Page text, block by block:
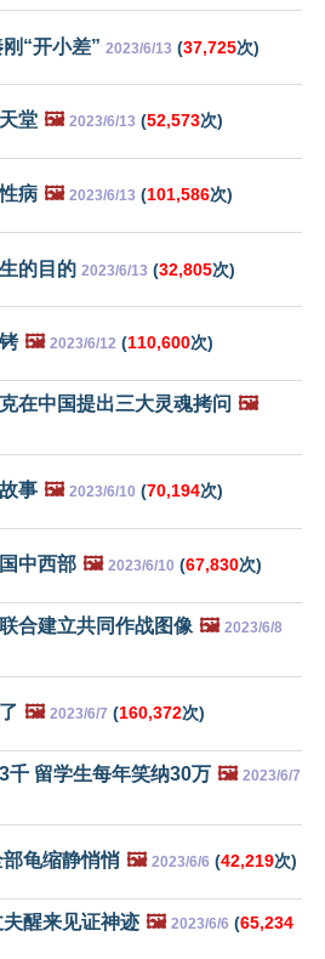
“开小差” 2023/6/13 (37,725次)
堂 🖼️ 2023/6/13 (52,573次)
病 🖼️ 2023/6/13 (101,586次)
的目的 2023/6/13 (32,805次)
🖼️ 2023/6/12 (110,600次)
在中国提出三大灵魂拷问 🖼️
事 🖼️ 2023/6/10 (70,194次)
中西部 🖼️ 2023/6/10 (67,830次)
合建立共同作战图像 🖼️ 2023/6/8
🖼️ 2023/6/7 (160,372次)
千 留学生每年笑纳30万 🖼️ 2023/6/7
龟缩静悄悄 🖼️ 2023/6/6 (42,219次)
醒来见证神迹 🖼️ 2023/6/6 (65,234